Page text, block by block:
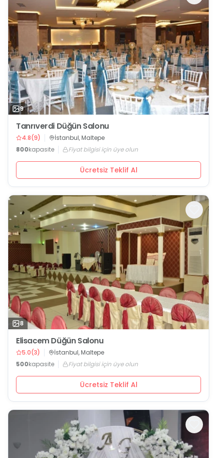
9
Tanrıverdi Düğün Salonu
4.8(9)
İstanbul, Maltepe
800kapasite Fiyat bilgisi için üye olun
Ücretsiz Teklif Al
8
Elisacem Düğün Salonu
5.0(3)
İstanbul, Maltepe
500kapasite Fiyat bilgisi için üye olun
Ücretsiz Teklif Al